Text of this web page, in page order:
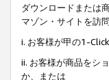
ダウンロードまたは
マゾン・サイトを訪
i. お客様が甲の1-
ii. お客様が商品をシ
か、または